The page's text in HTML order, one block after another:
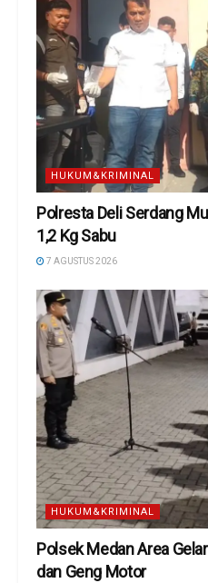
HUKUM&KRIMINAL
Polresta Deli Serdang
1,2 Kg Sabu
7 AGUSTUS 2026
HUKUM&KRIMINAL
Polsek Medan Area
dan Geng Motor